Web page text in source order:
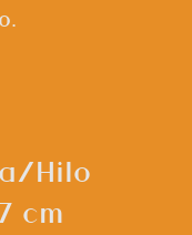
Hilo
cm